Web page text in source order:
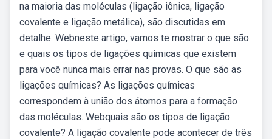
na maioria das moléculas (ligação iônica, ligação
covalente e ligação metálica), são discutidas em
detalhe. Webneste artigo, vamos te mostrar o que são
e quais os tipos de ligações químicas que existem
para você nunca mais errar nas provas. O que são as
ligações químicas? As ligações químicas
correspondem à união dos átomos para a formação
das moléculas. Webquais são os tipos de ligação
covalente? A ligação covalente pode acontecer de três